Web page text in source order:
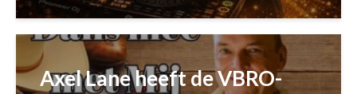
Axel Lane heeft de VBRO-